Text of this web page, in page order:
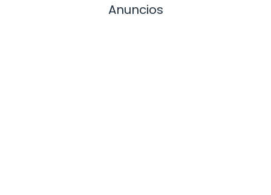
Anuncios